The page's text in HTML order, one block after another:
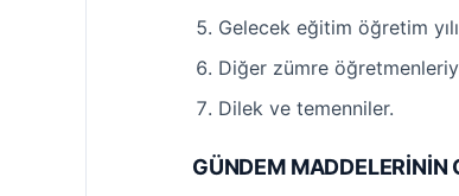
Gelecek eğitim öğretim
Diğer zümre
Dilek ve temenniler.
GÜNDEM MADDELERİNİN